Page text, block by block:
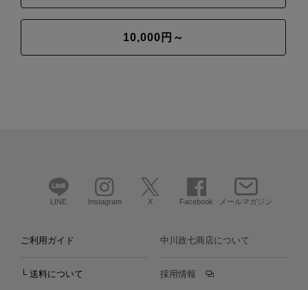
10,000円～
LINE Instagram X Facebook メールマガジン
ご利用ガイド
└ 送料について
中川政七商店について
採用情報